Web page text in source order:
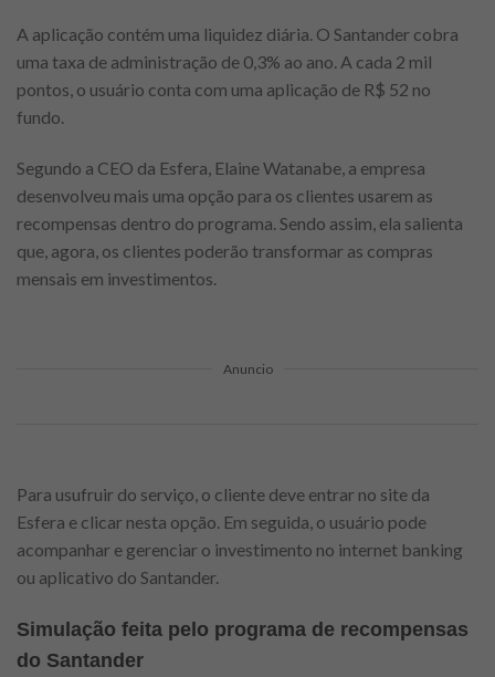
A aplicação contém uma liquidez diária. O Santander cobra
uma taxa de administração de 0,3% ao ano. A cada 2 mil
pontos, o usuário conta com uma aplicação de R$ 52 no
fundo.
Segundo a CEO da Esfera, Elaine Watanabe, a empresa
desenvolveu mais uma opção para os clientes usarem as
recompensas dentro do programa. Sendo assim, ela salienta
que, agora, os clientes poderão transformar as compras
mensais em investimentos.
Anuncio
Para usufruir do serviço, o cliente deve entrar no site da
Esfera e clicar nesta opção. Em seguida, o usuário pode
acompanhar e gerenciar o investimento no internet banking
ou aplicativo do Santander.
Simulação feita pelo programa de recompensas
do Santander